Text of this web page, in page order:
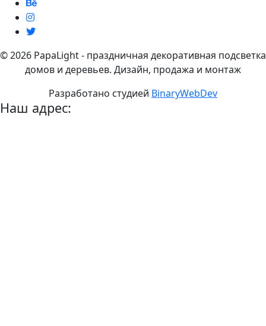
© 2026 PapaLight - праздничная декоративная подсветка
домов и деревьев. Дизайн, продажа и монтаж
Разработано студией BinaryWebDev
Наш адрес: